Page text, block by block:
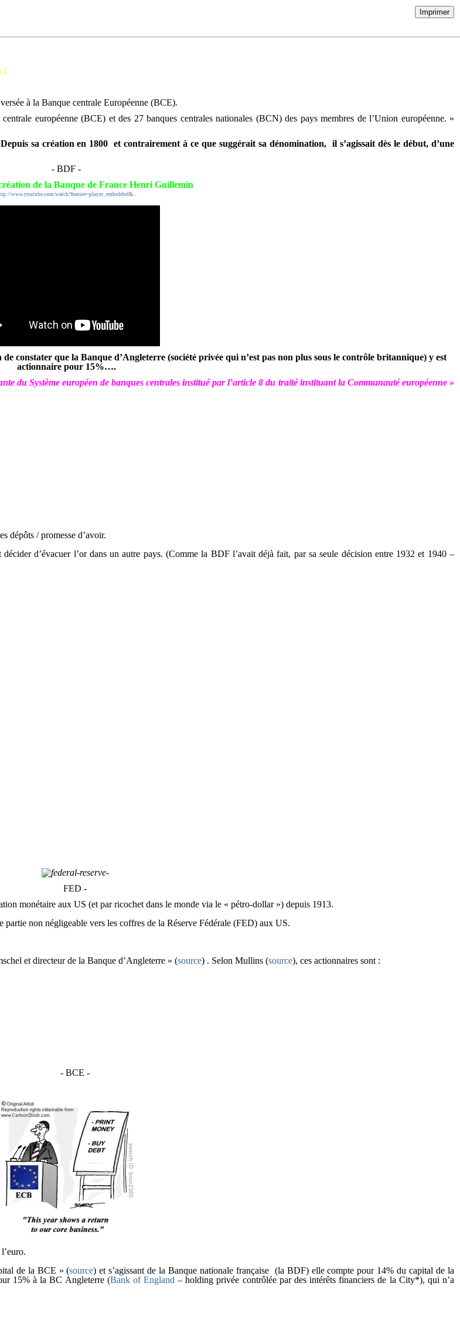
Imprimer
!
à la Banque centrale Européenne (BCE).
européenne (BCE) et des 27 banques centrales nationales (BCN) des pays membres de l’Union européenne. »
Depuis sa création en 1800 et contrairement à ce que suggérait sa dénomination, il s’agissait dès le début, d’une
- BDF -
de la Banque de France Henri Guillemin
www.youtube.com/watch?feature=player_embedded&...
constater que la Banque d’Angleterre (société privée qui n’est pas non plus sous le contrôle britannique) y est
actionnaire pour 15%….
du Système européen de banques centrales institué par l’article 8 du traité instituant la Communauté européenne»
dépôts / promesse d’avoir.
d’évacuer l’or dans un autre pays. (Comme la BDF l’avait déjà fait, par sa seule décision entre 1932 et 1940 –
-
FED -
monétaire aux US (et par ricochet dans le monde via le « pétro-dollar ») depuis 1913.
non négligeable vers les coffres de la Réserve Fédérale (FED) aux US.
et directeur de la Banque d’Angleterre » (source) . Selon Mullins (source), ces actionnaires sont :
- BCE -
de la BCE » (source) et s’agissant de la Banque nationale française (la BDF) elle compte pour 14% du capital de la
15% à la BC Angleterre (Bank of England – holding privée contrôlée par des intérêts financiers de la City*), qui n’a